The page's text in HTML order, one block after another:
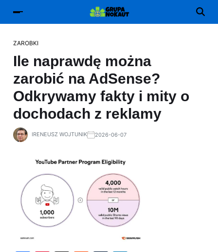
ZAROBKI
Ile naprawdę można
zarobić na AdSense?
Odkrywamy fakty i mity o
dochodach z reklamy
IRENEUSZ WOJTUNIK 2026-06-07